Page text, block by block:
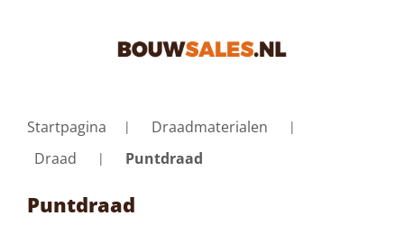
Startpagina
Draadmaterialen
Draad
Puntdraad
Puntdraad